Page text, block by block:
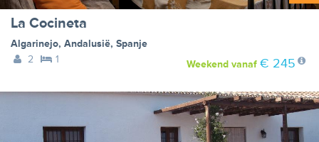
La Cocineta
Algarinejo, Andalusië, Spanje
2
1 Weekendvanaf € 245